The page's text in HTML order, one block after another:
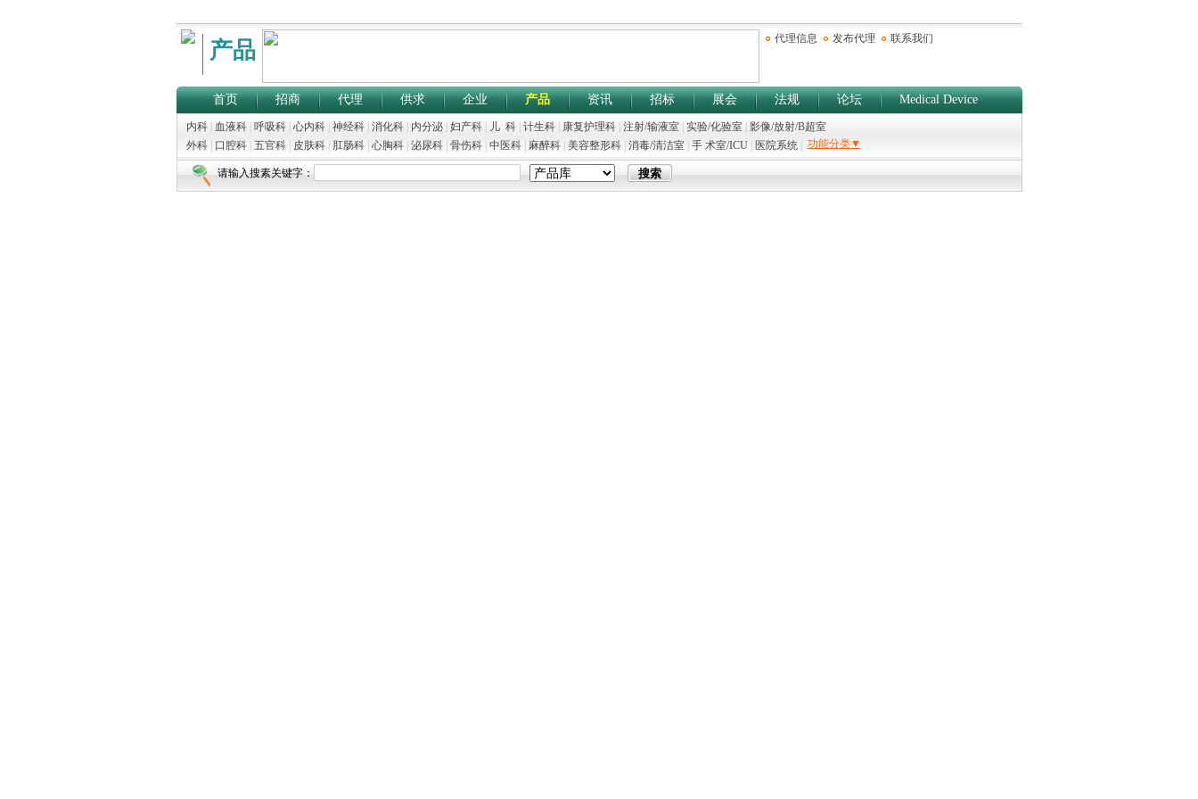
产品 代理信息 发布代理 联系我们
首页 招商 代理 供求 企业 产品 资讯 招标 展会 法规 论坛 Medical Device
内科| 血液科| 呼吸科| 心内科| 神经科| 消化科| 内分泌| 妇产科 儿 科| 计生科| 康复护理科| 注射/输液室| 实验/化验室| 影像/放射/B超室
外科| 口腔科| 五官科| 皮肤科| 肛肠科| 心胸科| 泌尿科| 骨伤科| 中医科| 麻醉科| 美容整形科| 消毒/清洁室| 手 术室/ICU 医院系统| 功能分类▼
请输入搜素关键字：